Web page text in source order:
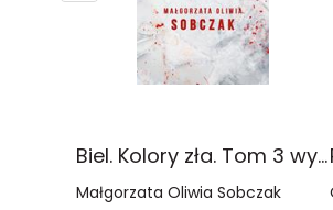
Biel. Kolory zła. Tom 3 wyd. 2025
Małgorzata Oliwia Sobczak